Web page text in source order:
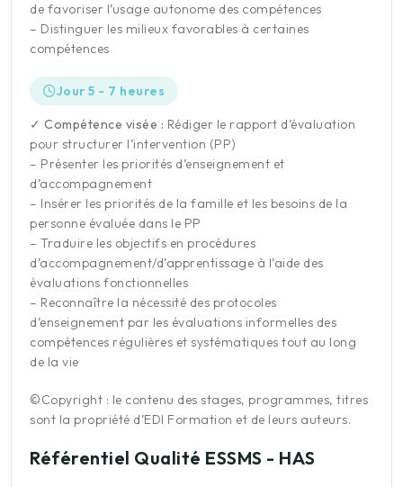
de favoriser l’usage autonome des compétences
– Distinguer les milieux favorables à certaines
compétences
Jour 5 - 7 heures
✓ Compétence visée : Rédiger le rapport d’évaluation
pour structurer l’intervention (PP)
– Présenter les priorités d’enseignement et
d’accompagnement
– Insérer les priorités de la famille et les besoins de la
personne évaluée dans le PP
– Traduire les objectifs en procédures
d’accompagnement/d’apprentissage à l’aide des
évaluations fonctionnelles
– Reconnaître la nécessité des protocoles
d’enseignement par les évaluations informelles des
compétences régulières et systématiques tout au long
de la vie
©Copyright : le contenu des stages, programmes, titres
sont la propriété d’EDI Formation et de leurs auteurs.
Référentiel Qualité ESSMS - HAS